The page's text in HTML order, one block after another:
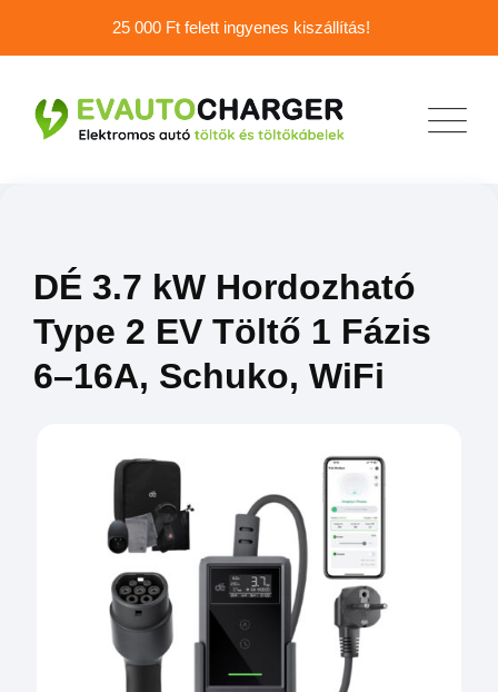
25 000 Ft felett ingyenes kiszállítás!
DÉ 3.7 kW Hordozható
Type 2 EV Töltő 1 Fázis
6–16A, Schuko, WiFi